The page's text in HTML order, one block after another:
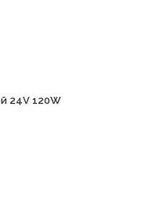
24V 120W